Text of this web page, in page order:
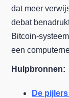
dat meer
debat
Bitcoin-
een
Hulpbronnen:
De